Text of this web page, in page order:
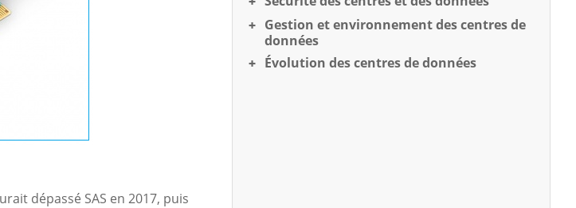
dépassé SAS en 2017, puis
Gestion et environnement des centres de
données
Évolution des centres de données